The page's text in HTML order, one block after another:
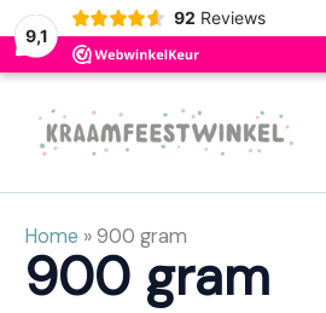
9,1
92 Reviews
Ga
Home »900 gram
900 gram